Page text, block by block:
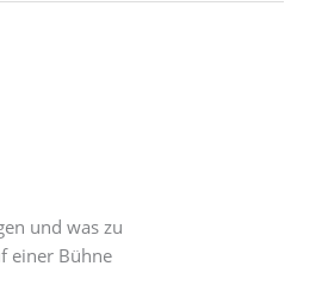
und was zu
einer Bühne